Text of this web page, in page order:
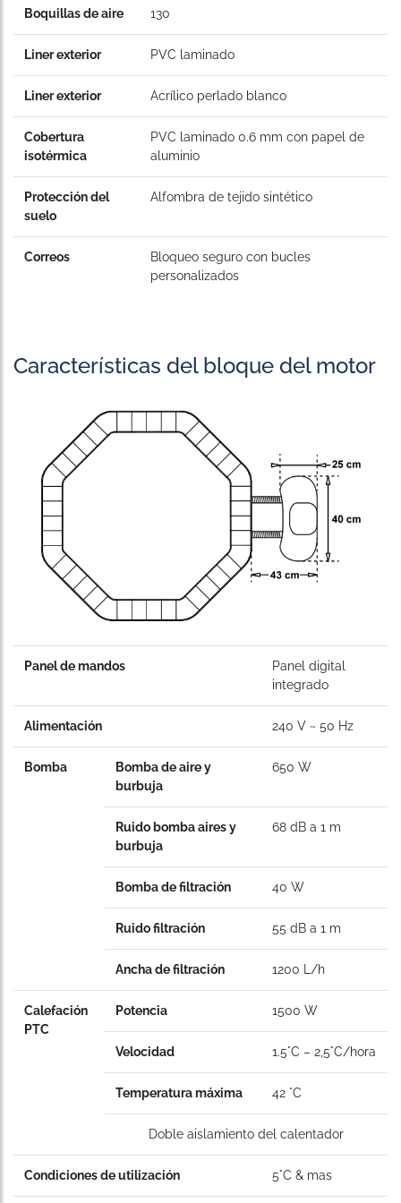
Boquillas de aire 130
Liner exterior PVC laminado
Liner exterior Acrílico perlado blanco
Cobertura
isotérmica
PVC laminado 0.6 mm con papel de
aluminio
Protección del
suelo
Alfombra de tejido sintético
Correos
Bloqueo seguro con bucles
personalizados
Características del bloque del motor
Panel de mandos
Panel digital
integrado
Alimentación 240 V ~ 50 Hz
Bomba
Bomba de aire y
burbuja
650 W
Ruido bomba aires y
burbuja
68 dB a 1 m
Bomba de filtración 40 W
Ruido filtración 55 dB a 1 m
Ancha de filtración 1200 L/h
Calefación
PTC
Potencia 1500 W
Velocidad 1.5°C – 2,5°C/hora
Temperatura máxima 42 °C
Doble aislamiento del calentador
Condiciones de utilización 5°C & mas